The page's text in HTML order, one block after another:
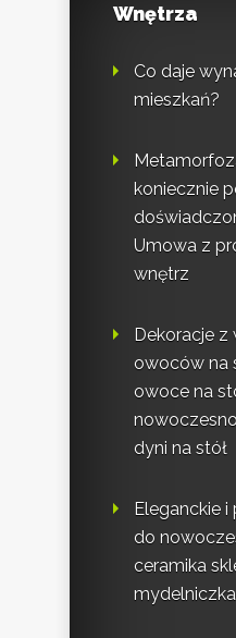
Wnętrza
Co daje
mieszkań?
koniecznie
Umowa z
wnętrz
Dekoracje z
owoców na
owoce na
dyni na stół
Eleganckie
do
ceramika